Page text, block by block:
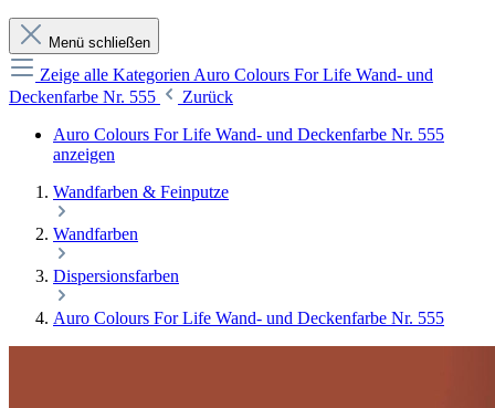
Menü schließen
Zeige alle Kategorien Auro Colours For Life Wand- und
Deckenfarbe Nr. 555
Zurück
Auro Colours For Life Wand- und Deckenfarbe Nr. 555
anzeigen
Wandfarben & Feinputze
Wandfarben
Dispersionsfarben
Auro Colours For Life Wand- und Deckenfarbe Nr. 555